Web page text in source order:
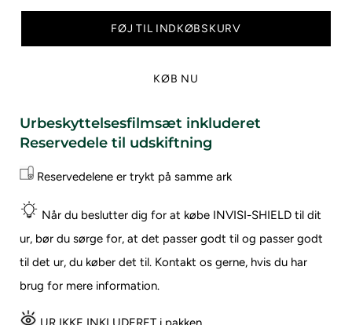
FØJ TIL INDKØBSKURV
KØB NU
Urbeskyttelsesfilmsæt inkluderet
Reservedele til udskiftning
Reservedelene er trykt på samme ark
Når du beslutter dig for at købe INVISI-SHIELD til dit
ur, bør du sørge for, at det passer godt til og passer godt
til det ur, du køber det til. Kontakt os gerne, hvis du har
brug for mere information.